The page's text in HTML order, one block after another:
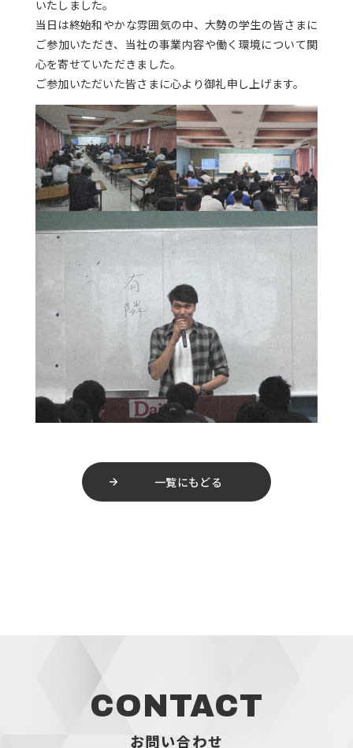
いたしました。
当日は終始和やかな雰囲気の中、大勢の学生の皆さまに
ご参加いただき、当社の事業内容や働く環境について関
心を寄せていただきました。
ご参加いただいた皆さまに心より御礼申し上げます。
一覧にもどる
CONTACT
お問い合わせ